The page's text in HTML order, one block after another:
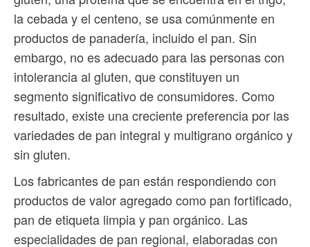
la cebada y el centeno, se usa comúnmente en
productos de panadería, incluido el pan. Sin
embargo, no es adecuado para las personas con
intolerancia al gluten, que constituyen un
segmento significativo de consumidores. Como
resultado, existe una creciente preferencia por las
variedades de pan integral y multigrano orgánico y
sin gluten.
Los fabricantes de pan están respondiendo con
productos de valor agregado como pan fortificado,
pan de etiqueta limpia y pan orgánico. Las
especialidades de pan regional, elaboradas con